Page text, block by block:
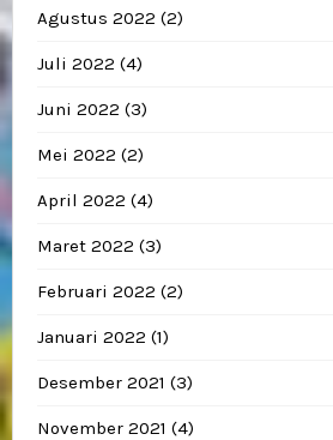
Agustus 2022 (2)
Juli 2022 (4)
Juni 2022 (3)
Mei 2022 (2)
April 2022 (4)
Maret 2022 (3)
Februari 2022 (2)
Januari 2022 (1)
Desember 2021 (3)
November 2021 (4)